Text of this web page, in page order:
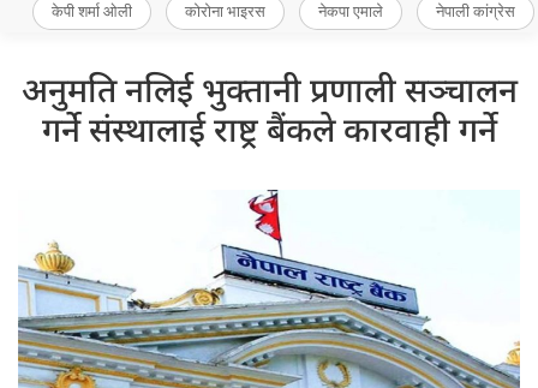
केपी शर्मा ओली कोरोना भाइरस नेकपा एमाले नेपाली कांग्रेस
अनुमति नलिई भुक्तानी प्रणाली सञ्चालन
गर्ने संस्थालाई राष्ट्र बैंकले कारवाही गर्ने